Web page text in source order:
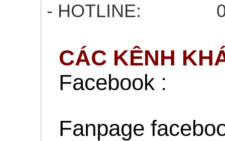
- HOTLINE:
CÁC KÊNH
Facebook :
Fanpage